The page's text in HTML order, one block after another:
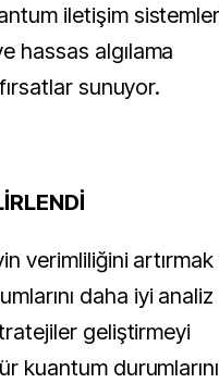
iletişim
hassas algılama
sunuyor.
verimliliğini
daha iyi analiz
geliştirmeyi
kuantum